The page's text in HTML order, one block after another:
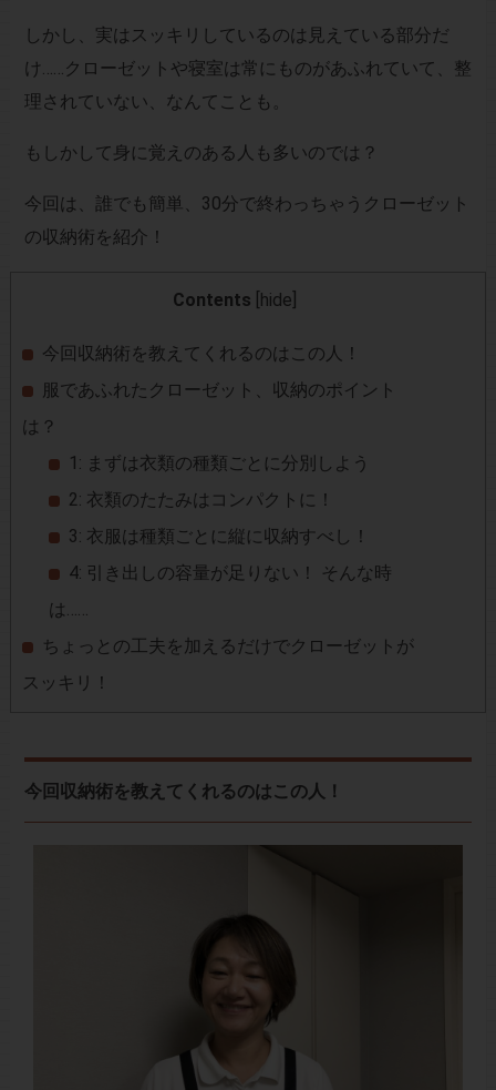
しかし、実はスッキリしているのは見えている部分だ
け……クローゼットや寝室は常にものがあふれていて、整
理されていない、なんてことも。
もしかして身に覚えのある人も多いのでは？
今回は、誰でも簡単、30分で終わっちゃうクローゼット
の収納術を紹介！
Contents hide
今回収納術を教えてくれるのはこの人！
服であふれたクローゼット、収納のポイント
は？
1: まずは衣類の種類ごとに分別しよう
2: 衣類のたたみはコンパクトに！
3: 衣服は種類ごとに縦に収納すべし！
4: 引き出しの容量が足りない！ そんな時
は……
ちょっとの工夫を加えるだけでクローゼットが
スッキリ！
今回収納術を教えてくれるのはこの人！